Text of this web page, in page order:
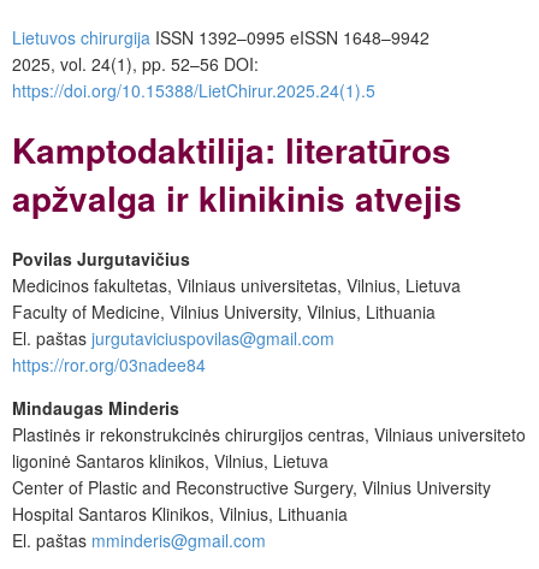
Lietuvos chirurgija ISSN 1392–0995 eISSN 1648–9942
2025, vol. 24(1), pp. 52–56 DOI:
https://doi.org/10.15388/LietChirur.2025.24(1).5
Kamptodaktilija: literatūros
apžvalga ir klinikinis atvejis
Povilas Jurgutavičius
Medicinos fakultetas, Vilniaus universitetas, Vilnius, Lietuva
Faculty of Medicine, Vilnius University, Vilnius, Lithuania
El. paštas jurgutaviciuspovilas@gmail.com
https://ror.org/03nadee84
Mindaugas Minderis
Plastinės ir rekonstrukcinės chirurgijos centras, Vilniaus universiteto
ligoninė Santaros klinikos, Vilnius, Lietuva
Center of Plastic and Reconstructive Surgery, Vilnius University
Hospital Santaros Klinikos, Vilnius, Lithuania
El. paštas mminderis@gmail.com